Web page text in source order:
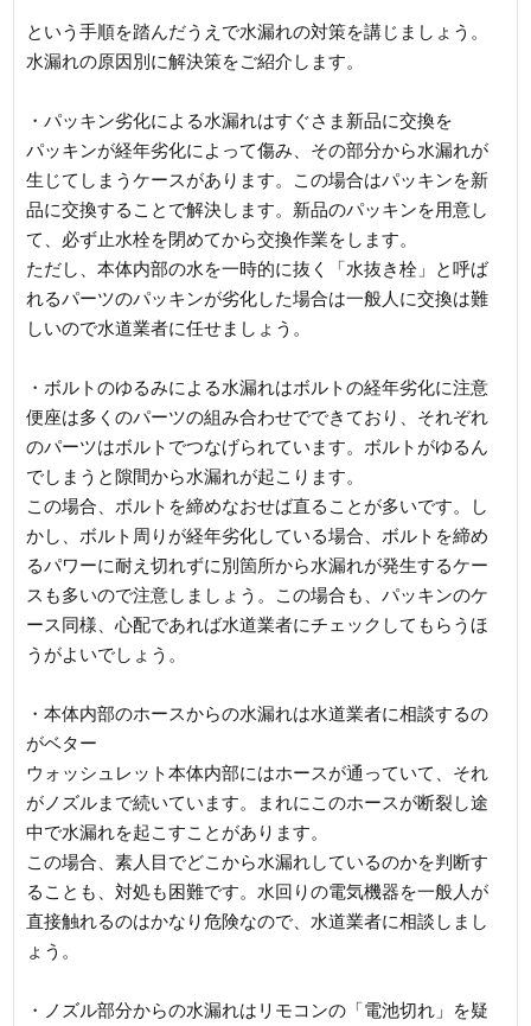
という手順を踏んだうえで水漏れの対策を講じましょう。
水漏れの原因別に解決策をご紹介します。
・パッキン劣化による水漏れはすぐさま新品に交換を
パッキンが経年劣化によって傷み、その部分から水漏れが
生じてしまうケースがあります。この場合はパッキンを新
品に交換することで解決します。新品のパッキンを用意し
て、必ず止水栓を閉めてから交換作業をします。
ただし、本体内部の水を一時的に抜く「水抜き栓」と呼ば
れるパーツのパッキンが劣化した場合は一般人に交換は難
しいので水道業者に任せましょう。
・ボルトのゆるみによる水漏れはボルトの経年劣化に注意
便座は多くのパーツの組み合わせでできており、それぞれ
のパーツはボルトでつなげられています。ボルトがゆるん
でしまうと隙間から水漏れが起こります。
この場合、ボルトを締めなおせば直ることが多いです。し
かし、ボルト周りが経年劣化している場合、ボルトを締め
るパワーに耐え切れずに別箇所から水漏れが発生するケー
スも多いので注意しましょう。この場合も、パッキンのケ
ース同様、心配であれば水道業者にチェックしてもらうほ
うがよいでしょう。
・本体内部のホースからの水漏れは水道業者に相談するの
がベター
ウォッシュレット本体内部にはホースが通っていて、それ
がノズルまで続いています。まれにこのホースが断裂し途
中で水漏れを起こすことがあります。
この場合、素人目でどこから水漏れしているのかを判断す
ることも、対処も困難です。水回りの電気機器を一般人が
直接触れるのはかなり危険なので、水道業者に相談しまし
ょう。
・ノズル部分からの水漏れはリモコンの「電池切れ」を疑